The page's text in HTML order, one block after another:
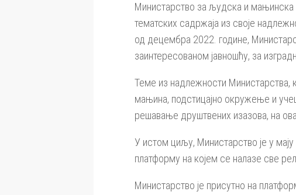
Министарство за људска и мањинска
тематских садржаја из своје
од децембра 2022. године,
заинтересованом јавношћу, за
Теме из надлежности Министарства,
мањина, подстицајно окружење и
решавање друштвених изазова, на
У истом циљу, Министарство је у
платформу на којем се налазе све
Министарство је присутно на